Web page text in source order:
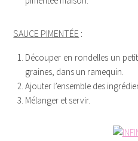
SAUCE PIMENTÉE :
Découper en rondelles un
graines, dans un ramequin.
Ajouter l’ensemble des
Mélanger et servir.